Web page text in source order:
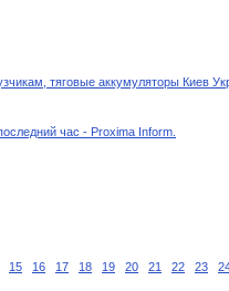
тяговые аккумуляторы Киев
час - Proxima Inform.
15 16 17 18 19 20 21 22 23